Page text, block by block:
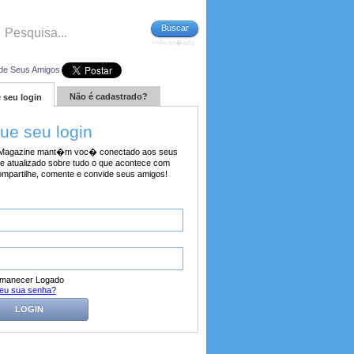
Buscar
>>Avan�ada
Seus Amigos
seu login Não é cadastrado?
seu login
mant�m voc� conectado aos seus
atualizado sobre tudo o que acontece com
comente e convide seus amigos!
Logado
sua senha?
LOGIN